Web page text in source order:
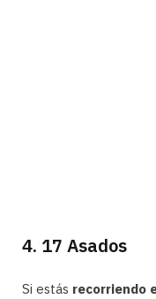
4. 17 Asados
Si estás recorriendo